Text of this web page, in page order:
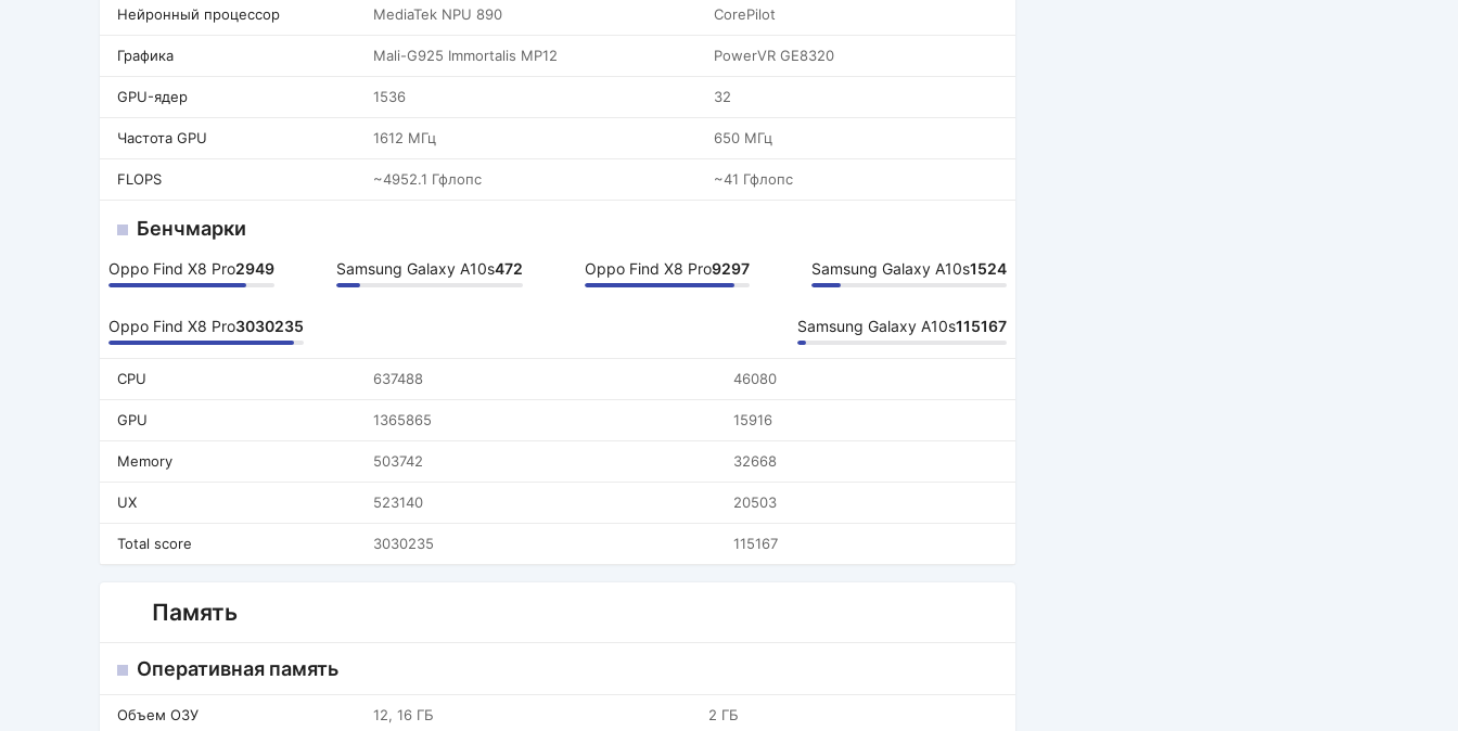
Нейронный процессор MediaTek NPU 890 CorePilot
Графика Mali-G925 Immortalis MP12 PowerVR GE8320
GPU-ядер 1536 32
Частота GPU 1612 МГц 650 МГц
FLOPS ~4952.1 Гфлопс ~41 Гфлопс
Бенчмарки
Oppo Find X8 Pro2949 Samsung Galaxy A10s472 Oppo Find X8 Pro9297 Samsung Galaxy A10s1524
Oppo Find X8 Pro3030235 Samsung Galaxy A10s115167
CPU 637488 46080
GPU 1365865 15916
Memory 503742 32668
UX 523140 20503
Total score 3030235 115167
Память
Оперативная память
Объем ОЗУ 12, 16 ГБ 2 ГБ